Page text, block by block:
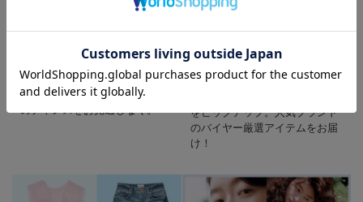
再値下げに加え、新たなセール
品も多数追加！今シーズン最後
テム
26AWの新作アイテムをはじ
をピックアップ。人気ブランド
のバイヤー厳選アイテムをお届
け！